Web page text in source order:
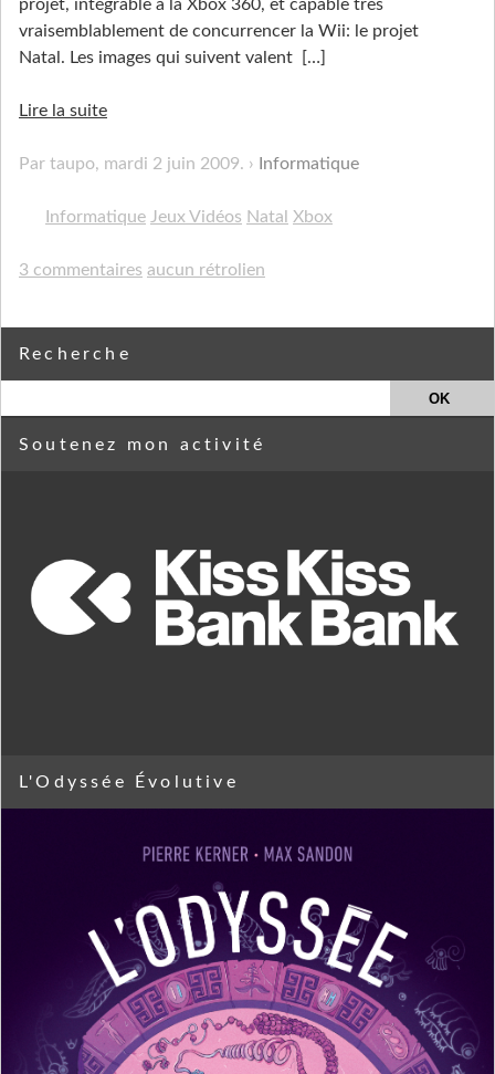
projet, intégrable à la Xbox 360, et capable très
vraisemblablement de concurrencer la Wii: le projet
Natal. Les images qui suivent valent
[…]
Lire la suite
Par taupo, mardi 2 juin 2009. Informatique
Informatique Jeux Vidéos Natal Xbox
3 commentaires aucun rétrolien
Recherche
Soutenez mon activité
L'Odyssée Évolutive